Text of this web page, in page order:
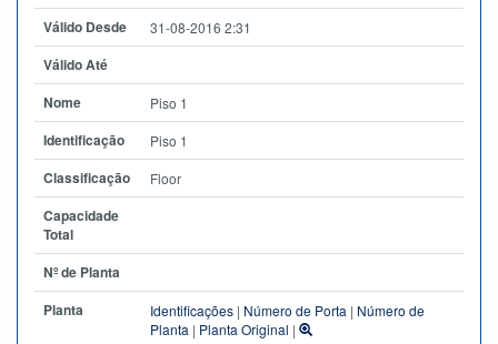
Válido Desde
31-08-2016 2:31
Válido Até
Nome
Piso 1
Identificação Piso 1
Classificação Floor
Capacidade
Total
Nº de Planta
Planta
Identificações | Número de Porta | Número de
Planta | Planta Original |